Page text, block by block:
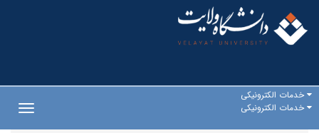
خدمات الکترونیکی
خدمات الکترونیکی